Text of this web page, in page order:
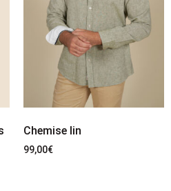
Chemise lin
99,00€